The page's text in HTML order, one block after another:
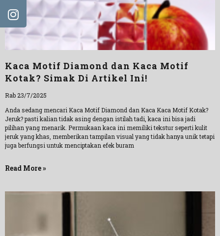
Kaca Motif Diamond dan Kaca Motif
Kotak? Simak Di Artikel Ini!
Rab 23/7/2025
Anda sedang mencari Kaca Motif Diamond dan Kaca Kaca Motif Kotak?
Jeruk? pasti kalian tidak asing dengan istilah tadi, kaca ini bisa jadi
pilihan yang menarik. Permukaan kaca ini memiliki tekstur seperti kulit
jeruk yang khas, memberikan tampilan visual yang tidak hanya unik tetapi
juga berfungsi untuk menciptakan efek buram
Read More »